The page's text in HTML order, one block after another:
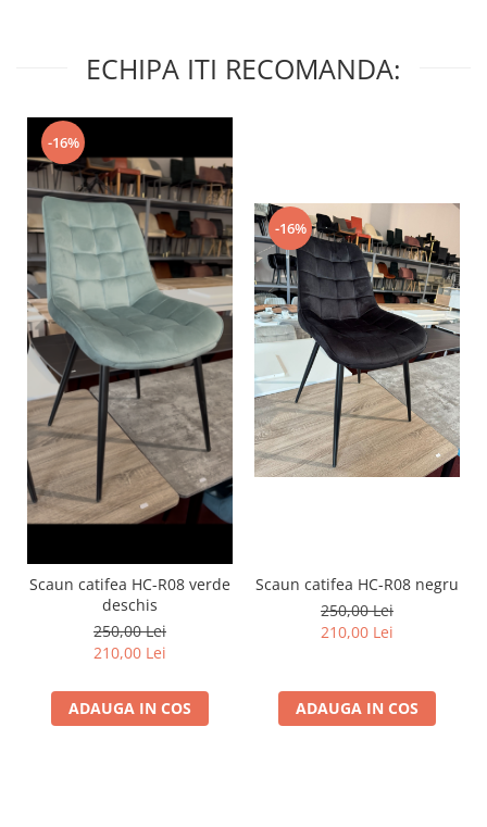
ECHIPA ITI RECOMANDA:
-16%
Scaun catifea HC-R08 verde
deschis
250,00 Lei
210,00 Lei
ADAUGA IN COS
-16%
Scaun catifea HC-R08 negru
250,00 Lei
210,00 Lei
ADAUGA IN COS